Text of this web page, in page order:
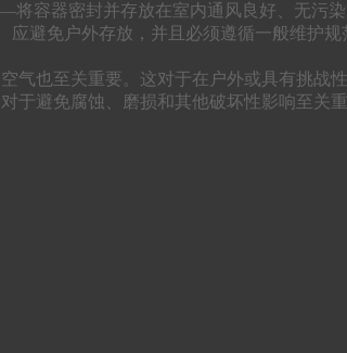
容器密封并存放在室内通风良好、无污
应避免户外存放，并且必须遵循一般维护规
气也至关重要。这对于在户外或具有挑战
于避免腐蚀、磨损和其他破坏性影响至关重